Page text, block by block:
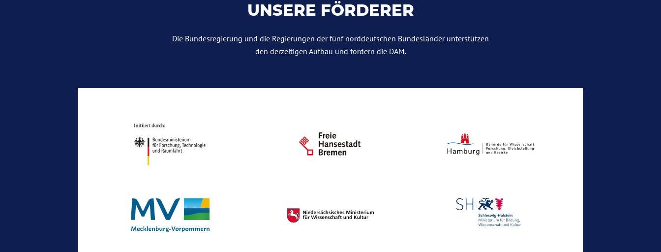
UNSERE FÖRDERER
Die Bundesregierung und die Regierungen der fünf norddeutschen Bundesländer unterstützen
den derzeitigen Aufbau und fördern die DAM.